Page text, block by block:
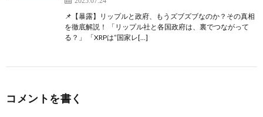
📌【暴露】リップルと政府、もうズブズブなのか？その真相
を徹底解説！ 「リップル社と各国政府は、裏でつながって
る？」 「XRPは“国家レ[…]
コメントを書く